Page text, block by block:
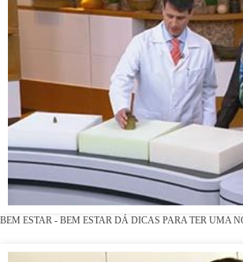
BEM ESTAR - BEM ESTAR DÁ DICAS PARA TER UMA